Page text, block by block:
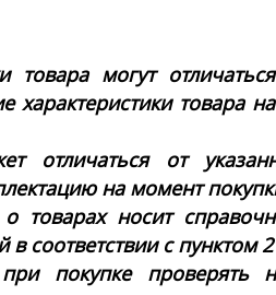
товара могут
характеристики товара
отличаться от
на момент
товарах носит
соответствии с пунктом
покупке проверять